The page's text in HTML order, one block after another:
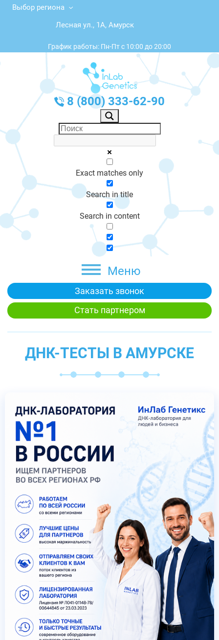
Выбор региона
Лесная ул., 1А, Амурск
График работы: Пн-Пт с 10:00 до 20:00
8 (800) 333-62-90
Exact matches only
Search in title
Search in content
Меню
Заказать звонок
Стать партнером
ДНК-ТЕСТЫ В АМУРСКЕ